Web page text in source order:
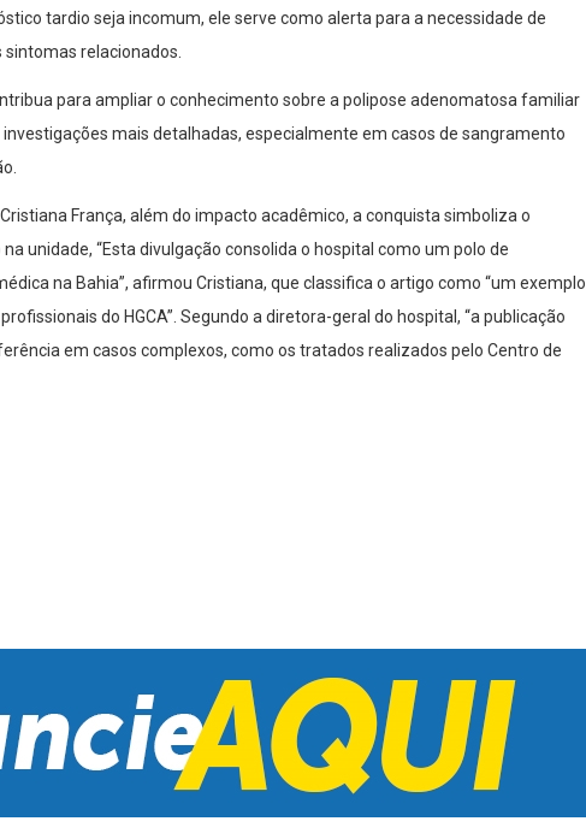
tardio seja incomum, ele serve como alerta para a necessidade de
relacionados.
para ampliar o conhecimento sobre a polipose adenomatosa familiar
mais detalhadas, especialmente em casos de sangramento
França, além do impacto acadêmico, a conquista simboliza o
unidade, “Esta divulgação consolida o hospital como um polo de
na Bahia”, afirmou Cristiana, que classifica o artigo como “um exemplo
do HGCA”. Segundo a diretora-geral do hospital, “a publicação
em casos complexos, como os tratados realizados pelo Centro de